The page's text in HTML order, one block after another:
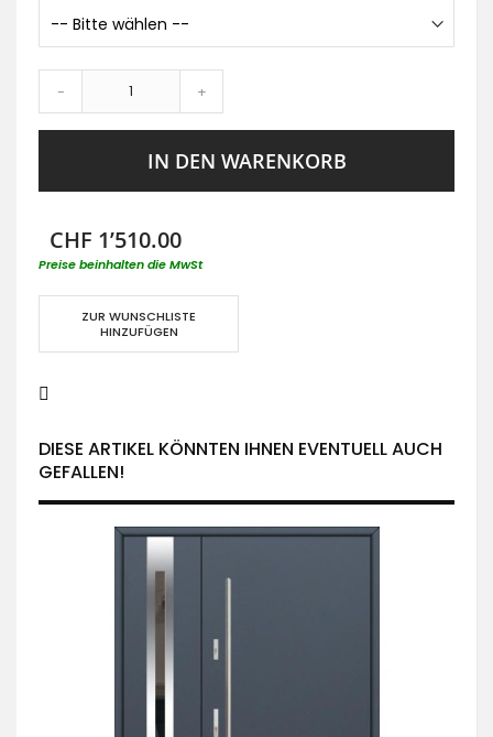
- +
IN DEN WARENKORB
CHF 1’510.00
Preise beinhalten die MwSt
ZUR WUNSCHLISTE
HINZUFÜGEN
DIESE ARTIKEL KÖNNTEN IHNEN EVENTUELL AUCH
GEFALLEN!